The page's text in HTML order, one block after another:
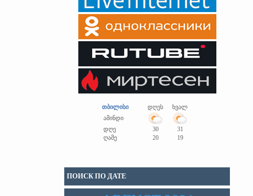
თბილისი დღეს
ხვალ
ამინდი
დღე
30
31
ღამე
20 19
ПОИСК ПО ДАТЕ